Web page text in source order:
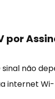
por
sinal não
internet Wi-